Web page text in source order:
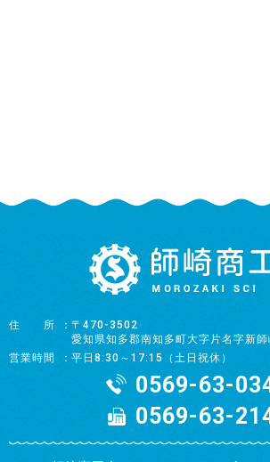
住所
〒470-3502
愛知県知多郡南知多町大字片名字新
営業時間
平日8:30～17:15（土日祝休）
0569-63-
0569-63-